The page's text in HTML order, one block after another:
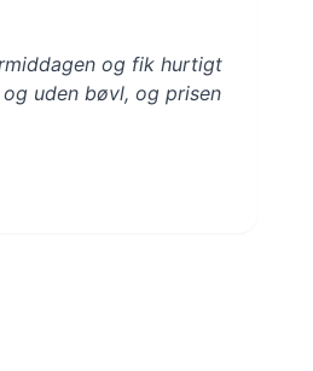
og fik hurtigt
uden bøvl, og prisen